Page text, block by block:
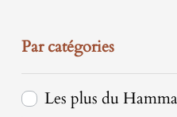
Par catégories
Les plus du